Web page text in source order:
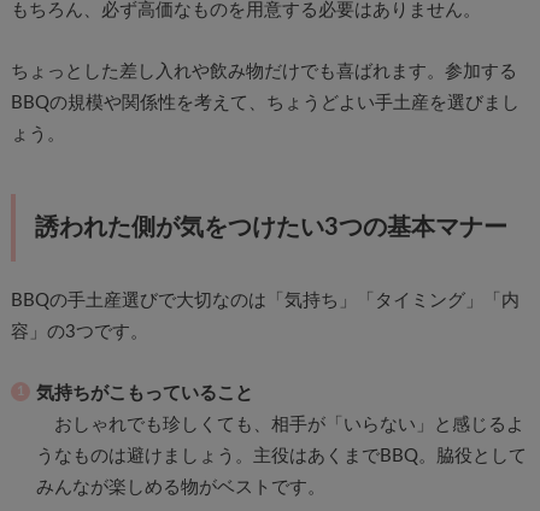
もちろん、必ず高価なものを用意する必要はありません。
ちょっとした差し入れや飲み物だけでも喜ばれます。参加する
BBQの規模や関係性を考えて、ちょうどよい手土産を選びまし
ょう。
誘われた側が気をつけたい3つの基本マナー
BBQの手土産選びで大切なのは「気持ち」「タイミング」「内
容」の3つです。
気持ちがこもっていること
おしゃれでも珍しくても、相手が「いらない」と感じるよ
うなものは避けましょう。主役はあくまでBBQ。脇役として
みんなが楽しめる物がベストです。